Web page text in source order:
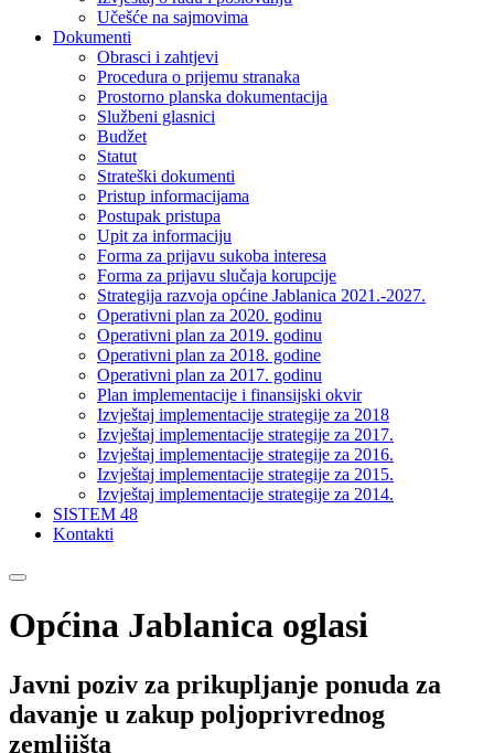
Učešće na sajmovima
Dokumenti
Obrasci i zahtjevi
Procedura o prijemu stranaka
Prostorno planska dokumentacija
Službeni glasnici
Budžet
Statut
Strateški dokumenti
Pristup informacijama
Postupak pristupa
Upit za informaciju
Forma za prijavu sukoba interesa
Forma za prijavu slučaja korupcije
Strategija razvoja općine Jablanica 2021.-2027.
Operativni plan za 2020. godinu
Operativni plan za 2019. godinu
Operativni plan za 2018. godine
Operativni plan za 2017. godinu
Plan implementacije i finansijski okvir
Izvještaj implementacije strategije za 2018
Izvještaj implementacije strategije za 2017.
Izvještaj implementacije strategije za 2016.
Izvještaj implementacije strategije za 2015.
Izvještaj implementacije strategije za 2014.
SISTEM 48
Kontakti
Općina Jablanica oglasi
Javni poziv za prikupljanje ponuda za
davanje u zakup poljoprivrednog
zemljišta